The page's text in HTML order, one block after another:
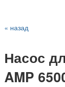
« назад
Насос
AMP